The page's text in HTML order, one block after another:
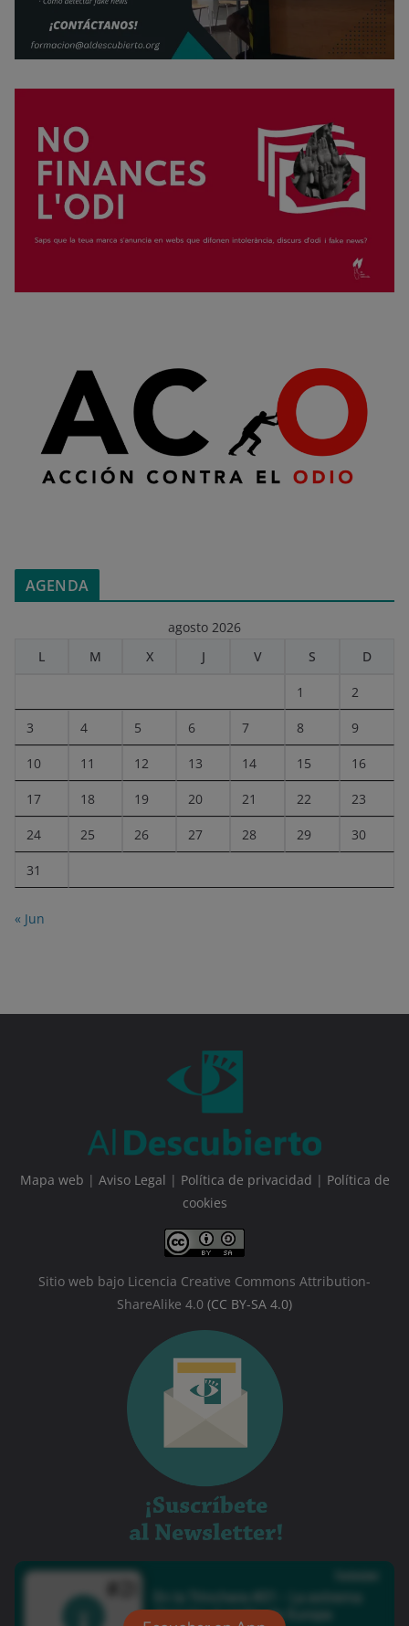
AGENDA
agosto 2026
L
M X J V S D
1 2
3 4 5 6 7 8 9
10 11 12 13 14 15 16
17 18 19 20 21 22 23
24 25 26 27 28 29 30
31
« Jun
Mapa web | Aviso Legal | Política de privacidad | Política de
cookies
Sitio web bajo Licencia Creative Commons Attribution-
ShareAlike 4.0 (CC BY-SA 4.0)